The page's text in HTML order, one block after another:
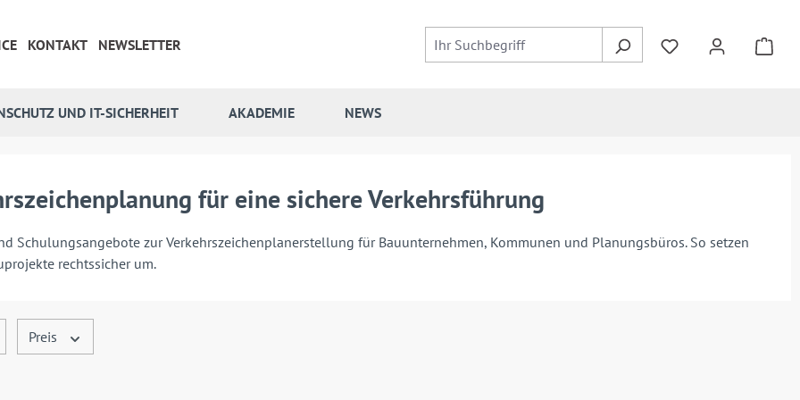
KONTAKT NEWSLETTER
UND IT-SICHERHEIT AKADEMIE NEWS
für eine sichere Verkehrsführung
Schulungsangebote zur Verkehrszeichenplanerstellung für Bauunternehmen, Kommunen und Planungsbüros. So setzen
rechtssicher um.
Preis